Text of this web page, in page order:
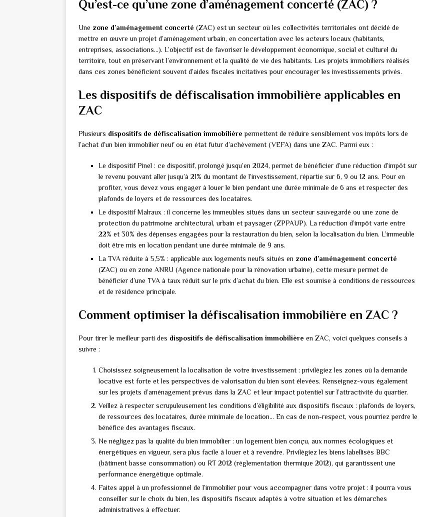
Qu’est-ce qu’une zone d’aménagement concerté (ZAC) ?
Une zone d’aménagement concerté (ZAC) est un secteur où les collectivités territoriales ont décidé de
mettre en œuvre un projet d’aménagement urbain, en concertation avec les acteurs locaux (habitants,
entreprises, associations…). L’objectif est de favoriser le développement économique, social et culturel du
territoire, tout en préservant l’environnement et la qualité de vie des habitants. Les projets immobiliers réalisés
dans ces zones bénéficient souvent d’aides fiscales incitatives pour encourager les investissements privés.
Les dispositifs de défiscalisation immobilière applicables en
ZAC
Plusieurs dispositifs de défiscalisation immobilière permettent de réduire sensiblement vos impôts lors de
l’achat d’un bien immobilier neuf ou en état futur d’achèvement (VEFA) dans une ZAC. Parmi eux :
Le dispositif Pinel : ce dispositif, prolongé jusqu’en 2024, permet de bénéficier d’une réduction d’impôt sur
le revenu pouvant aller jusqu’à 21% du montant de l’investissement, répartie sur 6, 9 ou 12 ans. Pour en
profiter, vous devez vous engager à louer le bien pendant une durée minimale de 6 ans et respecter des
plafonds de loyers et de ressources des locataires.
Le dispositif Malraux : il concerne les immeubles situés dans un secteur sauvegardé ou une zone de
protection du patrimoine architectural, urbain et paysager (ZPPAUP). La réduction d’impôt varie entre
22% et 30% des dépenses engagées pour la restauration du bien, selon la localisation du bien. L’immeuble
doit être mis en location pendant une durée minimale de 9 ans.
La TVA réduite à 5,5% : applicable aux logements neufs situés en zone d’aménagement concerté
(ZAC) ou en zone ANRU (Agence nationale pour la rénovation urbaine), cette mesure permet de
bénéficier d’une TVA à taux réduit sur le prix d’achat du bien. Elle est soumise à conditions de ressources
et de résidence principale.
Comment optimiser la défiscalisation immobilière en ZAC ?
Pour tirer le meilleur parti des dispositifs de défiscalisation immobilière en ZAC, voici quelques conseils à
suivre :
Choisissez soigneusement la localisation de votre investissement : privilégiez les zones où la demande
locative est forte et les perspectives de valorisation du bien sont élevées. Renseignez-vous également
sur les projets d’aménagement prévus dans la ZAC et leur impact potentiel sur l’attractivité du quartier.
Veillez à respecter scrupuleusement les conditions d’éligibilité aux dispositifs fiscaux : plafonds de loyers,
de ressources des locataires, durée minimale de location… En cas de non-respect, vous pourriez perdre le
bénéfice des avantages fiscaux.
Ne négligez pas la qualité du bien immobilier : un logement bien conçu, aux normes écologiques et
énergétiques en vigueur, sera plus facile à louer et à revendre. Privilégiez les biens labellisés BBC
(bâtiment basse consommation) ou RT 2012 (réglementation thermique 2012), qui garantissent une
performance énergétique optimale.
Faites appel à un professionnel de l’immobilier pour vous accompagner dans votre projet : il pourra vous
conseiller sur le choix du bien, les dispositifs fiscaux adaptés à votre situation et les démarches
administratives à effectuer.